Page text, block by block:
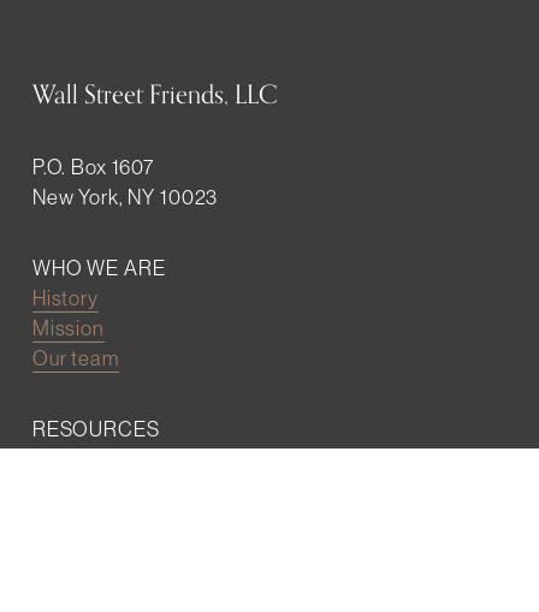
Wall Street Friends, LLC
P.O. Box 1607
New York, NY 10023
WHO WE ARE
History
Mission
Our team
RESOURCES